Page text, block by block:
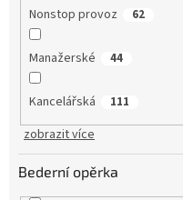
Nonstop provoz 62
Manažerské 44
Kancelářská 111
zobrazit více
Bederní opěrka